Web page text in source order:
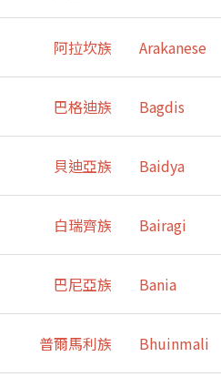
阿拉坎族 Arakanese
巴格迪族 Bagdis
貝迪亞族 Baidya
白瑞齊族 Bairagi
巴尼亞族 Bania
普爾馬利族 Bhuinmali